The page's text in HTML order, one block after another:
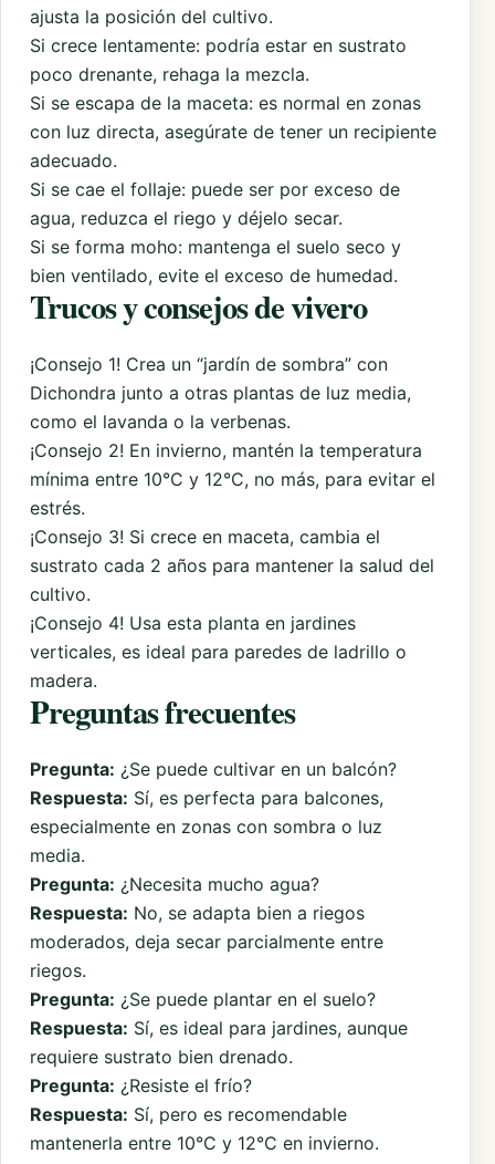
ajusta la posición del cultivo.
Si crece lentamente: podría estar en sustrato
poco drenante, rehaga la mezcla.
Si se escapa de la maceta: es normal en zonas
con luz directa, asegúrate de tener un recipiente
adecuado.
Si se cae el follaje: puede ser por exceso de
agua, reduzca el riego y déjelo secar.
Si se forma moho: mantenga el suelo seco y
bien ventilado, evite el exceso de humedad.
Trucos y consejos de vivero
¡Consejo 1! Crea un “jardín de sombra” con
Dichondra junto a otras plantas de luz media,
como el lavanda o la verbenas.
¡Consejo 2! En invierno, mantén la temperatura
mínima entre 10°C y 12°C, no más, para evitar el
estrés.
¡Consejo 3! Si crece en maceta, cambia el
sustrato cada 2 años para mantener la salud del
cultivo.
¡Consejo 4! Usa esta planta en jardines
verticales, es ideal para paredes de ladrillo o
madera.
Preguntas frecuentes
Pregunta: ¿Se puede cultivar en un balcón?
Respuesta: Sí, es perfecta para balcones,
especialmente en zonas con sombra o luz
media.
Pregunta: ¿Necesita mucho agua?
Respuesta: No, se adapta bien a riegos
moderados, deja secar parcialmente entre
riegos.
Pregunta: ¿Se puede plantar en el suelo?
Respuesta: Sí, es ideal para jardines, aunque
requiere sustrato bien drenado.
Pregunta: ¿Resiste el frío?
Respuesta: Sí, pero es recomendable
mantenerla entre 10°C y 12°C en invierno.